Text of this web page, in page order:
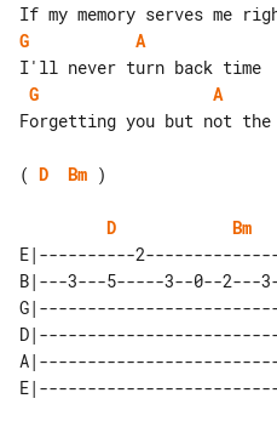
G
A
G
A
Forgetting you but not the
( D Bm )
D
Bm
E|----------
B|---3---5-----3--0--2---